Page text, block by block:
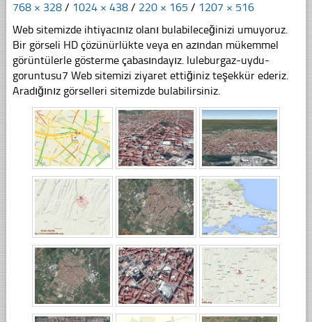
768 × 328 / 1024 × 438 / 220 × 165 / 1207 × 516
Web sitemizde ihtiyacınız olanı bulabileceğinizi umuyoruz.
Bir görseli HD çözünürlükte veya en azından mükemmel
görüntülerle gösterme çabasındayız. luleburgaz-uydu-
goruntusu7 Web sitemizi ziyaret ettiğiniz teşekkür ederiz.
Aradığınız görselleri sitemizde bulabilirsiniz.